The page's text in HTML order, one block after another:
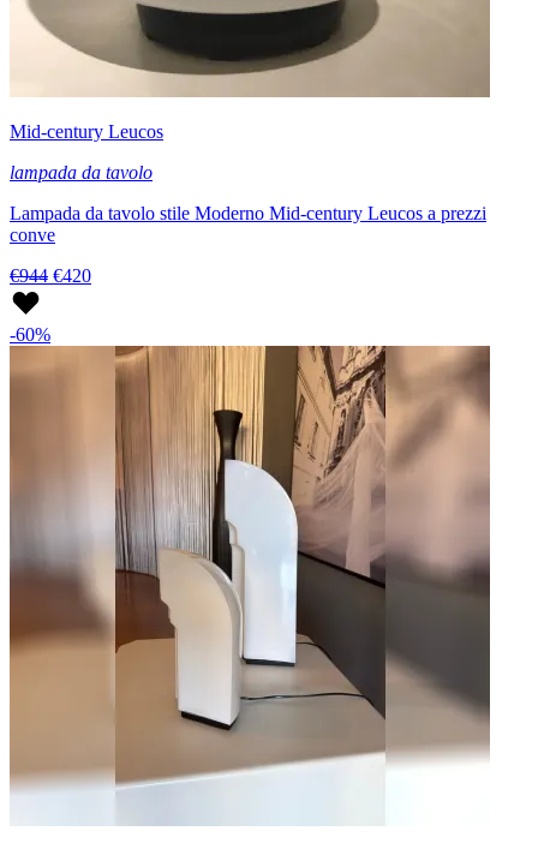
Mid-century Leucos
lampada da tavolo
Lampada da tavolo stile Moderno Mid-century Leucos a prezzi
conve
€944 €420
-60%